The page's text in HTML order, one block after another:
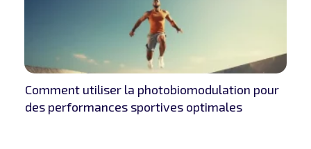
Comment utiliser la photobiomodulation pour
des performances sportives optimales